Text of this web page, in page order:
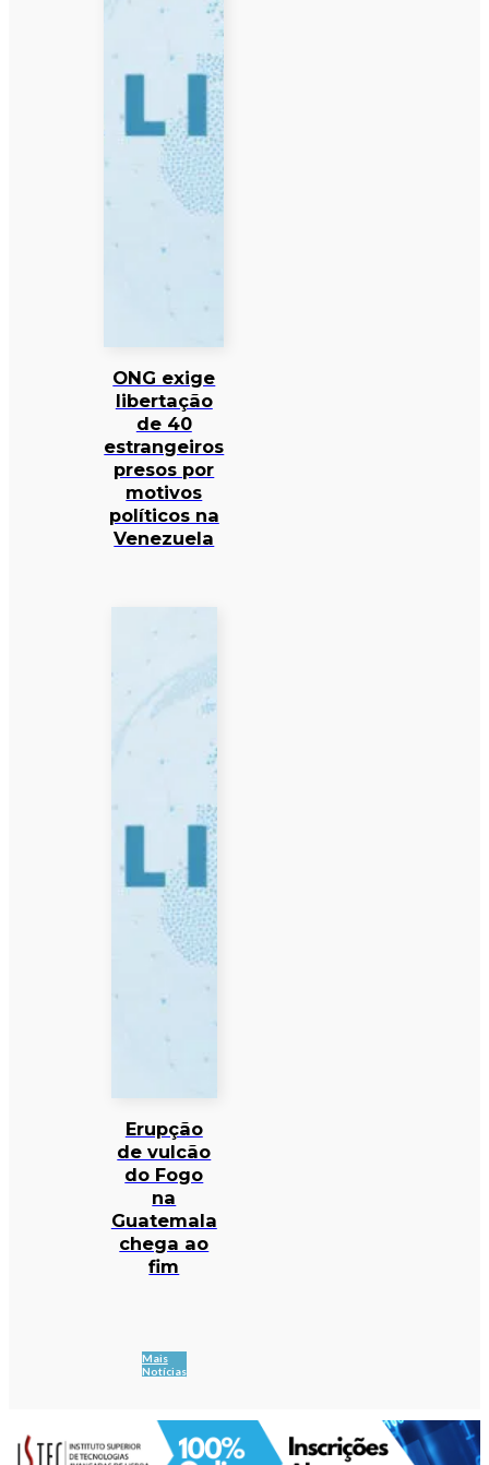
ONG exige
libertação
de 40
estrangeiros
presos por
motivos
políticos na
Venezuela
Erupção
de vulcão
do Fogo
na
Guatemala
chega ao
fim
Mais
Notícias